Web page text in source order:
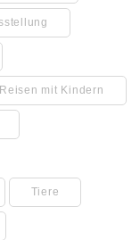
Reisen mit Kindern
Tiere